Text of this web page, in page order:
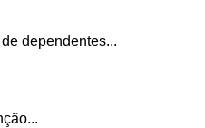
dependentes...